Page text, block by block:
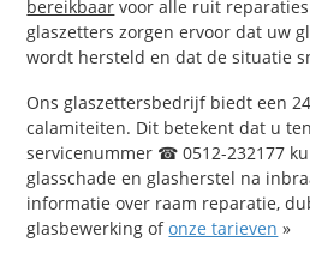
bereikbaar voor alle ruit
glaszetters zorgen ervoor dat uw
wordt hersteld en dat de situatie
Ons glaszettersbedrijf biedt een
calamiteiten. Dit betekent dat u
servicenummer ☎ 0512-232177
glasschade en glasherstel na
informatie over raam reparatie,
glasbewerking ofonze tarieven »